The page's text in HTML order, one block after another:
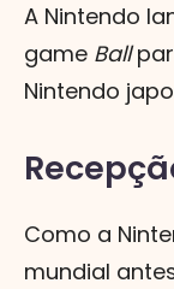
A Nintendo
game Ball
Nintendo
Como a
mundial